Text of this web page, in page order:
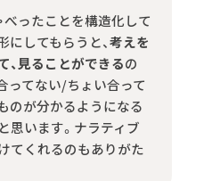
べったことを構造化して
にしてもらうと、考えを
、見ることができるの
ってない/ちょい合って
のが分かるようになる
思います。ナラティブ
てくれるのもありがた